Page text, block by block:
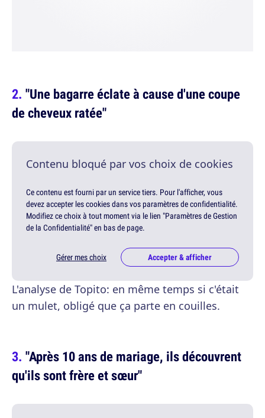
"Une bagarre éclate à cause d'une coupe
de cheveux ratée"
Contenu bloqué par vos choix de cookies
Ce contenu est fourni par un service tiers. Pour l'afficher, vous
devez accepter les cookies dans vos paramètres de confidentialité.
Modifiez ce choix à tout moment via le lien "Paramètres de Gestion
de la Confidentialité" en bas de page.
Gérer mes choix Accepter & afficher
L'analyse de Topito: en même temps si c'était
un mulet, obligé que ça parte en couilles.
"Après 10 ans de mariage, ils découvrent
qu'ils sont frère et sœur"